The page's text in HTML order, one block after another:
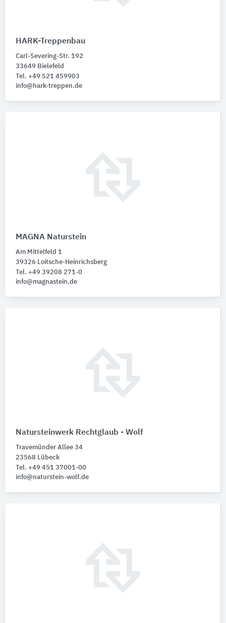
HARK-Treppenbau
Carl-Severing-Str. 192
33649 Bielefeld
Tel. +49 521 459903
info@hark-treppen.de
MAGNA Naturstein
Am Mittelfeld 1
39326 Loitsche-Heinrichsberg
Tel. +49 39208 271-0
info@magnastein.de
Natursteinwerk Rechtglaub - Wolf
Travemünder Allee 34
23568 Lübeck
Tel. +49 451 37001-00
info@naturstein-wolf.de